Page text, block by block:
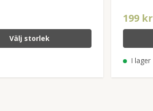
Välj storlek
199 kr
I lager